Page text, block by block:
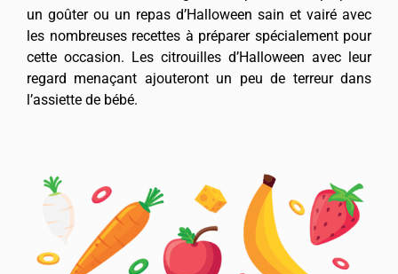
un goûter ou un repas d’Halloween sain et vairé avec
les nombreuses recettes à préparer spécialement pour
cette occasion. Les citrouilles d’Halloween avec leur
regard menaçant ajouteront un peu de terreur dans
l’assiette de bébé.